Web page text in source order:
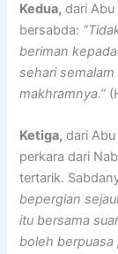
Kedua, dari Abu
bersabda:
beriman
sehari
makhramnya.”
Ketiga, dari
perkara dari
tertarik.
bepergian
itu bersama
boleh berpuasa